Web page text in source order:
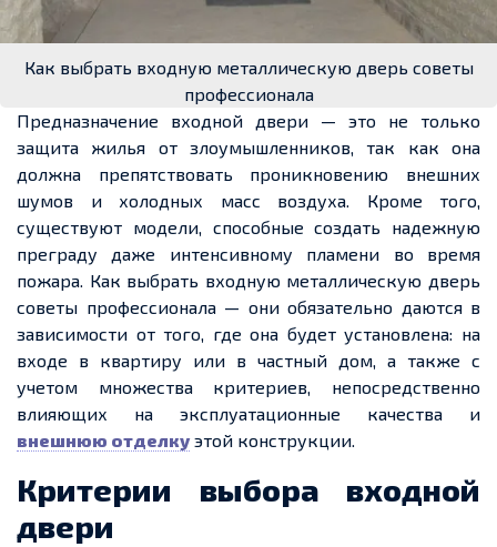
Как выбрать входную металлическую дверь советы
профессионала
Предназначение входной двери — это не только
защита жилья от злоумышленников, так как она
должна препятствовать проникновению внешних
шумов и холодных масс воздуха. Кроме того,
существуют модели, способные создать надежную
преграду даже интенсивному пламени во время
пожара. Как выбрать входную металлическую дверь
советы профессионала — они обязательно даются в
зависимости от того, где она будет установлена: на
входе в квартиру или в частный дом, а также с
учетом множества критериев, непосредственно
влияющих на эксплуатационные качества и
внешнюю отделкуэтой конструкции.
Критерии выбора входной
двери